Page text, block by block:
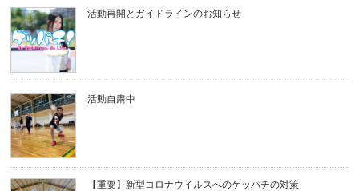
活動再開とガイドラインのお知らせ
活動自粛中
【重要】新型コロナウイルスへのゲッパチの対策